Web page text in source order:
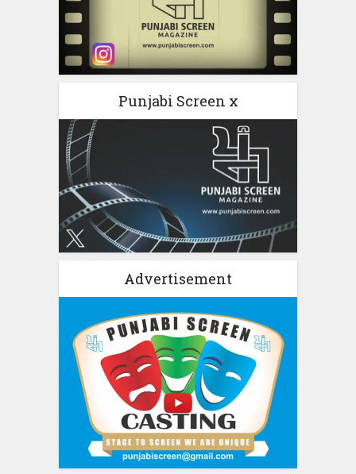
Punjabi Screen x
Advertisement